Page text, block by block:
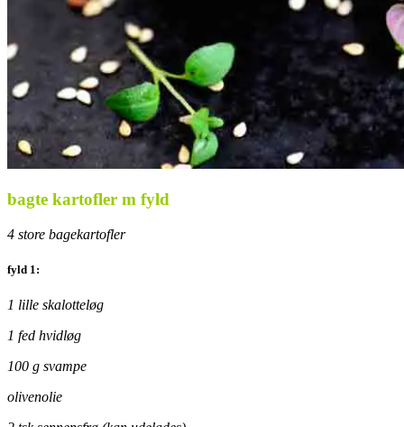
bagte kartofler m fyld
4 store bagekartofler
fyld 1:
1 lille skalotteløg
1 fed hvidløg
100 g svampe
olivenolie